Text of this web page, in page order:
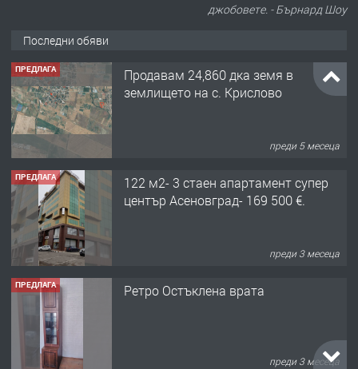
джобовете. - Бърнард Шоу
Последни обяви
ПРЕДЛАГА
Продавам 24,860 дка земя в
землището на с. Крислово
преди 5 месеца
ПРЕДЛАГА
122 м2- 3 стаен апартамент супер
център Асеновград- 169 500 €.
преди 3 месеца
ПРЕДЛАГА Ретро Остъклена врата
преди 3 месеца